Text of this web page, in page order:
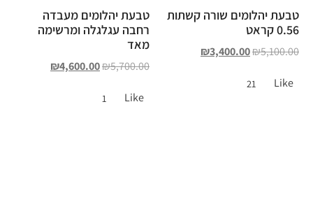
טבעת יהלומים שורה קשתות
0.56 קראט
₪5,100.00
₪3,400.00
Like
21
טבעת יהלומים מעבדה
רחבה עגלגלה ומרשימה
מאד
₪5,700.00
₪4,600.00
Like
1